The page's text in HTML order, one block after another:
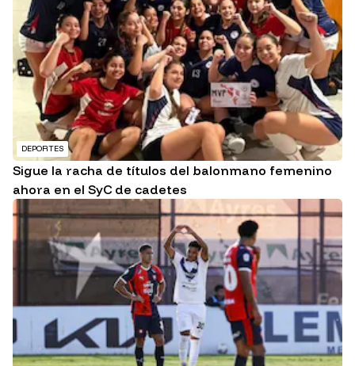
DEPORTES
Sigue la racha de títulos del balonmano femenino
ahora en el SyC de cadetes